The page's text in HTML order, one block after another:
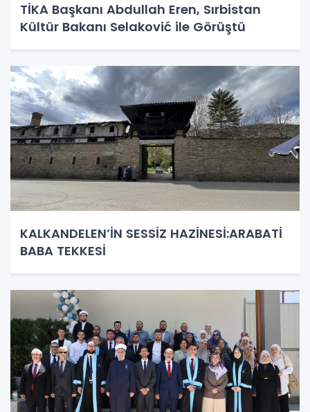
TİKA Başkanı Abdullah Eren, Sırbistan
Kültür Bakanı Selaković ile Görüştü
KALKANDELEN’İN SESSİZ HAZİNESİ:ARABATİ
BABA TEKKESİ